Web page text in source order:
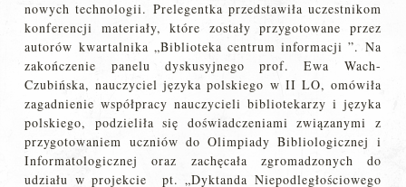
nowych technologii. Prelegentka przedstawiła uczestnikom
konferencji materiały, które zostały przygotowane przez
autorów kwartalnika „Biblioteka centrum informacji ”. Na
zakończenie panelu dyskusyjnego prof. Ewa Wach-
Czubińska, nauczyciel języka polskiego w II LO, omówiła
zagadnienie współpracy nauczycieli bibliotekarzy i języka
polskiego, podzieliła się doświadczeniami związanymi z
przygotowaniem uczniów do Olimpiady Bibliologicznej i
Informatologicznej oraz zachęcała zgromadzonych do
udziału w projekcie pt. „Dyktanda Niepodległościowego